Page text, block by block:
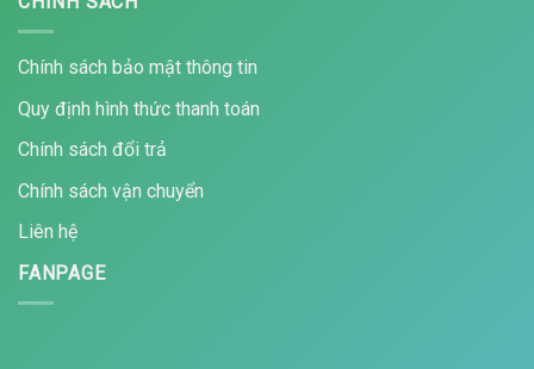
Chính sách bảo mật thông tin
Quy định hình thức thanh toán
Chính sách đổi trả
Chính sách vận chuyển
Liên hệ
FANPAGE